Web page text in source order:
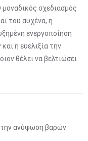
σχεδιασμός
του αυχένα, η
ενεργοποίηση
η ευελιξία την
θέλει να βελτιώσει
ανύψωση βαρών